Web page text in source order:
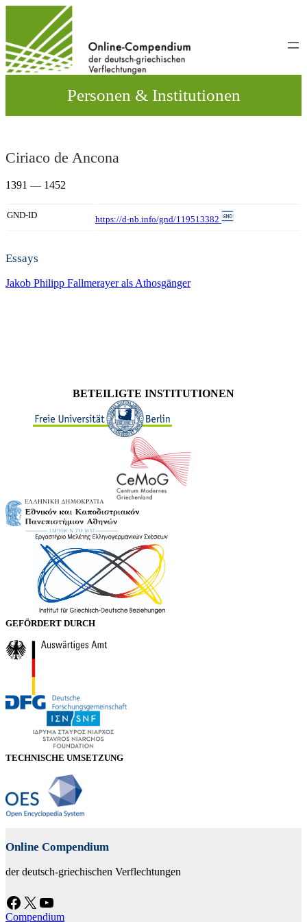
wechseln
Personen & Institutionen
Ciriaco de Ancona
1391 — 1452
GND-ID https://d-nb.info/gnd/119513382
Essays
Jakob Philipp Fallmerayer als Athosgänger
BETEILIGTE INSTITUTIONEN
GEFÖRDERT DURCH
TECHNISCHE UMSETZUNG
Online Compendium
der deutsch-griechischen Verflechtungen
Facebook X YouTube
Compendium